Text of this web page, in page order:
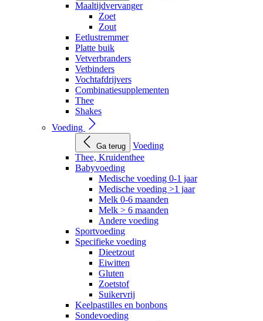
Maaltijdvervanger
Zoet
Zout
Eetlustremmer
Platte buik
Vetverbranders
Vetbinders
Vochtafdrijvers
Combinatiesupplementen
Thee
Shakes
Voeding
Ga terug
Voeding
Thee, Kruidenthee
Babyvoeding
Medische voeding 0-1 jaar
Medische voeding >1 jaar
Melk 0-6 maanden
Melk > 6 maanden
Andere voeding
Sportvoeding
Specifieke voeding
Dieetzout
Eiwitten
Gluten
Zoetstof
Suikervrij
Keelpastilles en bonbons
Sondevoeding